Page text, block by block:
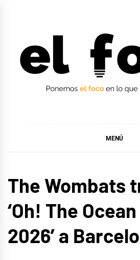
MENÚ
The Wombats
‘Oh! The
2026’ a